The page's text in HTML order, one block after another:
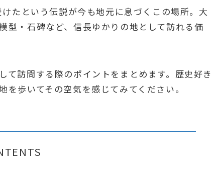
たという伝説が今も地元に息づくこの場所。大
型・石碑など、信長ゆかりの地として訪れる価
て訪問する際のポイントをまとめます。歴史好き
歩いてその空気を感じてみてください。